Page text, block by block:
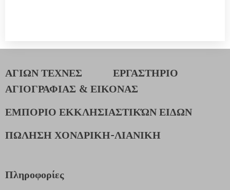
ΑΓΙΩΝ ΤΕΧΝΕΣ ΕΡΓΑΣΤΗΡΙΟ
ΑΓΙΟΓΡΑΦΙΑΣ & ΕΙΚΟΝΑΣ
ΕΜΠΟΡΙΟ ΕΚΚΛΗΣΙΑΣΤΙΚΏΝ ΕΙΔΩΝ
ΠΩΛΗΣΗ ΧΟΝΔΡΙΚΗ-ΛΙΑΝΙΚΗ
Πληροφορίες